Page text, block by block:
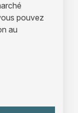
pouvez
au